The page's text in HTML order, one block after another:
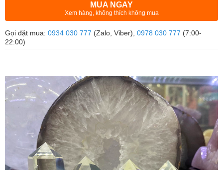
MUA NGAY
Xem hàng, không thích không mua
Gọi đặt mua: 0934 030 777 (Zalo, Viber), 0978 030 777 (7:00-
22:00)